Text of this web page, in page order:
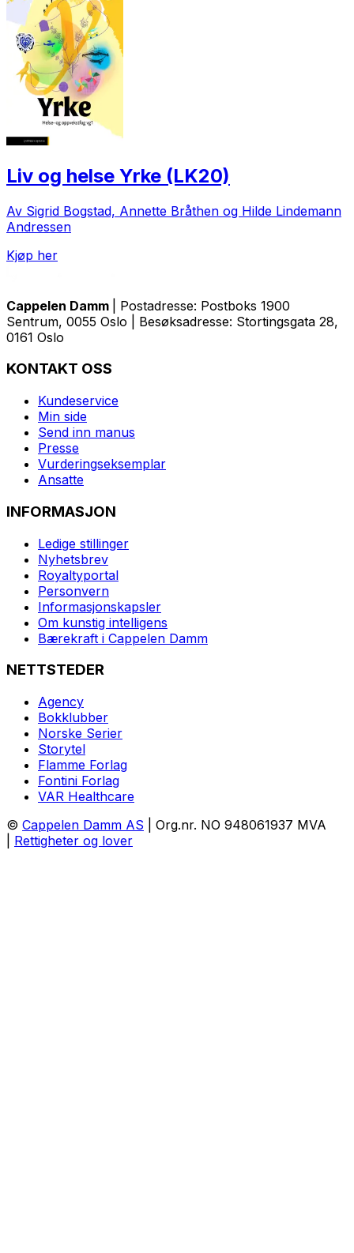
Liv og helse Yrke (LK20)
Av Sigrid Bogstad, Annette Bråthen og Hilde Lindemann
Andressen
Kjøp her
Cappelen Damm
| Postadresse: Postboks 1900
Sentrum, 0055 Oslo | Besøksadresse: Stortingsgata 28,
0161 Oslo
KONTAKT OSS
Kundeservice
Min side
Send inn manus
Presse
Vurderingseksemplar
Ansatte
INFORMASJON
Ledige stillinger
Nyhetsbrev
Royaltyportal
Personvern
Informasjonskapsler
Om kunstig intelligens
Bærekraft i Cappelen Damm
NETTSTEDER
Agency
Bokklubber
Norske Serier
Storytel
Flamme Forlag
Fontini Forlag
VAR Healthcare
© Cappelen Damm AS | Org.nr. NO 948061937 MVA
Rettigheter og lover